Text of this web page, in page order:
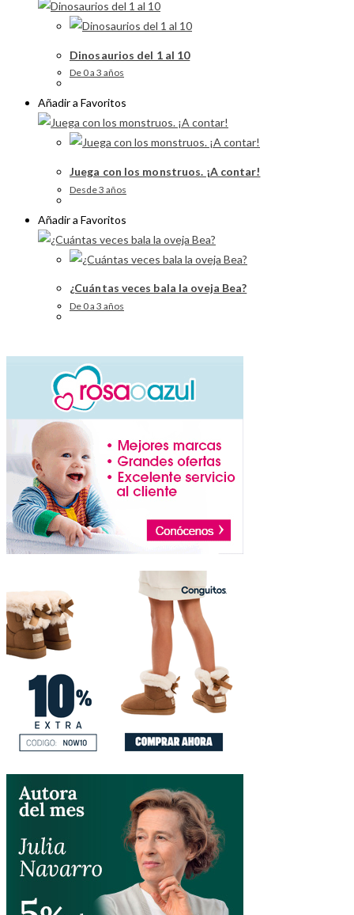
Dinosaurios del 1 al 10
De 0 a 3 años
Añadir a Favoritos
Juega con los monstruos. ¡A contar!
Desde 3 años
Añadir a Favoritos
¿Cuántas veces bala la oveja Bea?
De 0 a 3 años